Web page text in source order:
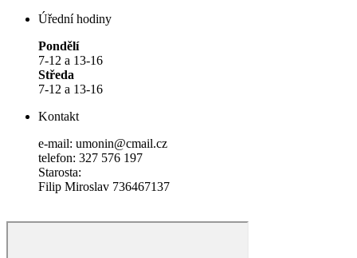
Úřední hodiny
Pondělí
7-12 a 13-16
Středa
7-12 a 13-16
Kontakt
e-mail: umonin@cmail.cz
telefon: 327 576 197
Starosta:
Filip Miroslav 736467137